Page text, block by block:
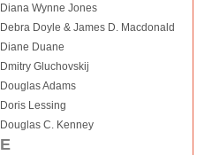
Diana Wynne Jones
Debra Doyle & James D. Macdonald
Diane Duane
Dmitry Gluchovskij
Douglas Adams
Doris Lessing
Douglas C. Kenney
E